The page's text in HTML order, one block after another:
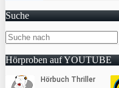
Suche
Hörproben auf YOUTUBE